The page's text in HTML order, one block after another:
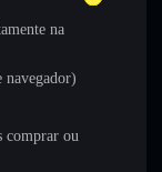
na
navegador)
comprar ou